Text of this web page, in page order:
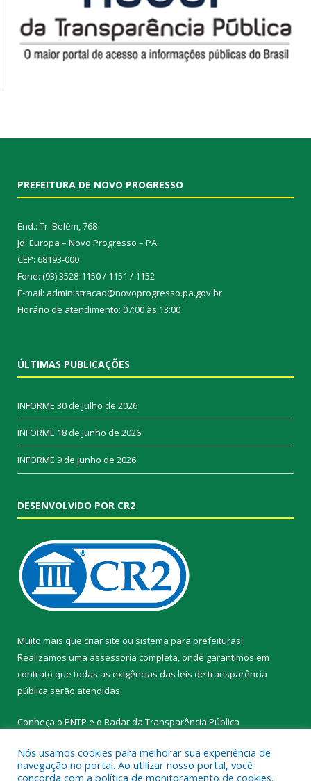
PREFEITURA DE NOVO PROGRESSO
End.: Tr. Belém, 768
Jd. Europa – Novo Progresso – PA
CEP: 68193-000
Fone: (93) 3528-1150 / 1151 / 1152
E-mail: administracao@novoprogresso.pa.gov.br
Horário de atendimento: 07:00 às 13:00
ÚLTIMAS PUBLICAÇÕES
INFORME 30 de julho de 2026
INFORME 18 de junho de 2026
INFORME 9 de junho de 2026
DESENVOLVIDO POR CR2
Muito mais que criar site ou sistema para prefeituras!
Realizamos uma assessoria completa, onde garantimos em
contrato que todas as exigências das leis de transparência
pública serão atendidas.
Conheça o PNTP e o Radar da Transparência Pública
Nós usamos cookies para melhorar sua experiência de
navegação no portal. Ao utilizar nosso portal, você
concorda com a política de monitoramento de cookies.